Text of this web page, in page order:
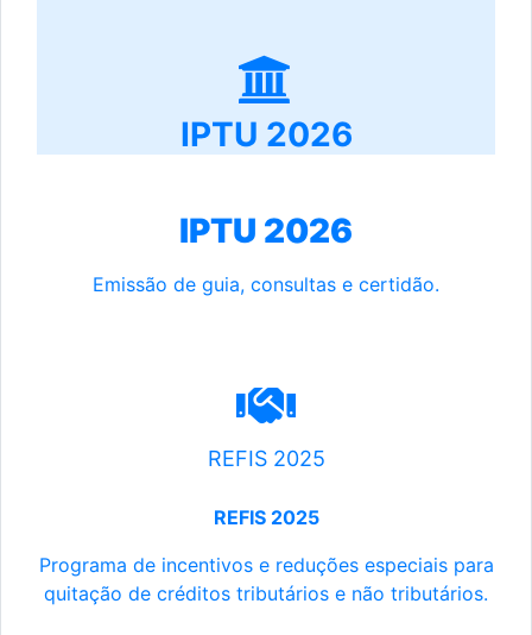
IPTU 2026
IPTU 2026
Emissão de guia, consultas e certidão.
REFIS 2025
REFIS 2025
Programa de incentivos e reduções especiais para
quitação de créditos tributários e não tributários.